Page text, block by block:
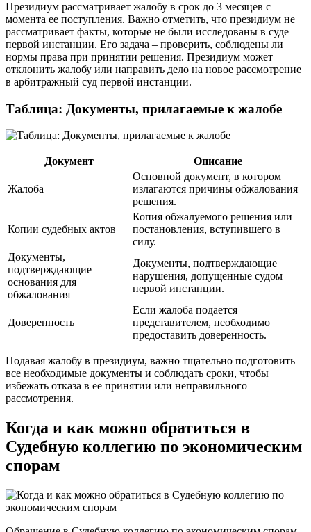
Президиум рассматривает жалобу в срок до 3 месяцев с
момента ее поступления. Важно отметить, что президиум не
рассматривает факты, которые не были исследованы в суде
первой инстанции. Его задача – проверить, соблюдены ли
нормы права при принятии решения. Президиум может
отклонить жалобу или направить дело на новое рассмотрение
в арбитражный суд первой инстанции.
Таблица: Документы, прилагаемые к жалобе
Документ Описание
Жалоба
Основной документ, в котором
излагаются причины обжалования
решения.
Копии судебных актов
Копия обжалуемого решения или
постановления, вступившего в
силу.
Документы,
подтверждающие
основания для
обжалования
Документы, подтверждающие
нарушения, допущенные судом
первой инстанции.
Доверенность
Если жалоба подается
представителем, необходимо
предоставить доверенность.
Подавая жалобу в президиум, важно тщательно подготовить
все необходимые документы и соблюдать сроки, чтобы
избежать отказа в ее принятии или неправильного
рассмотрения.
Когда и как можно обратиться в
Судебную коллегию по экономическим
спорам